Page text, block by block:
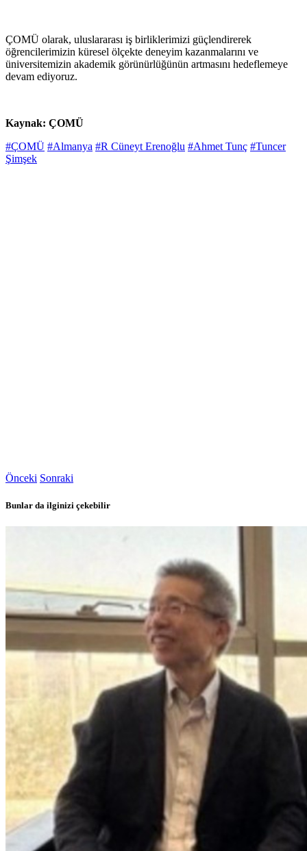
ÇOMÜ olarak, uluslararası iş birliklerimizi güçlendirerek
öğrencilerimizin küresel ölçekte deneyim kazanmalarını ve
üniversitemizin akademik görünürlüğünün artmasını hedeflemeye
devam ediyoruz.
Kaynak: ÇOMÜ
#ÇOMÜ #Almanya #R Cüneyt Erenoğlu #Ahmet Tunç #Tuncer
Şimşek
Önceki Sonraki
Bunlar da ilginizi çekebilir